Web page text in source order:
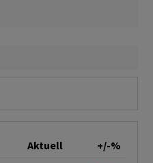
Aktuell
+/-%